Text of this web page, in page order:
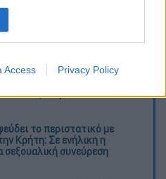
Access Privacy Policy
στο ethnos.gr: «Κάποτε
το να είσαι outsider ήταν
το βλέπω ως δύναμη»
και κουβέρτες σε ακραίες
στη Θέουτα
το περιστατικό με
Κρήτη: Σε ενήλικη η
σεξουαλική συνεύρεση